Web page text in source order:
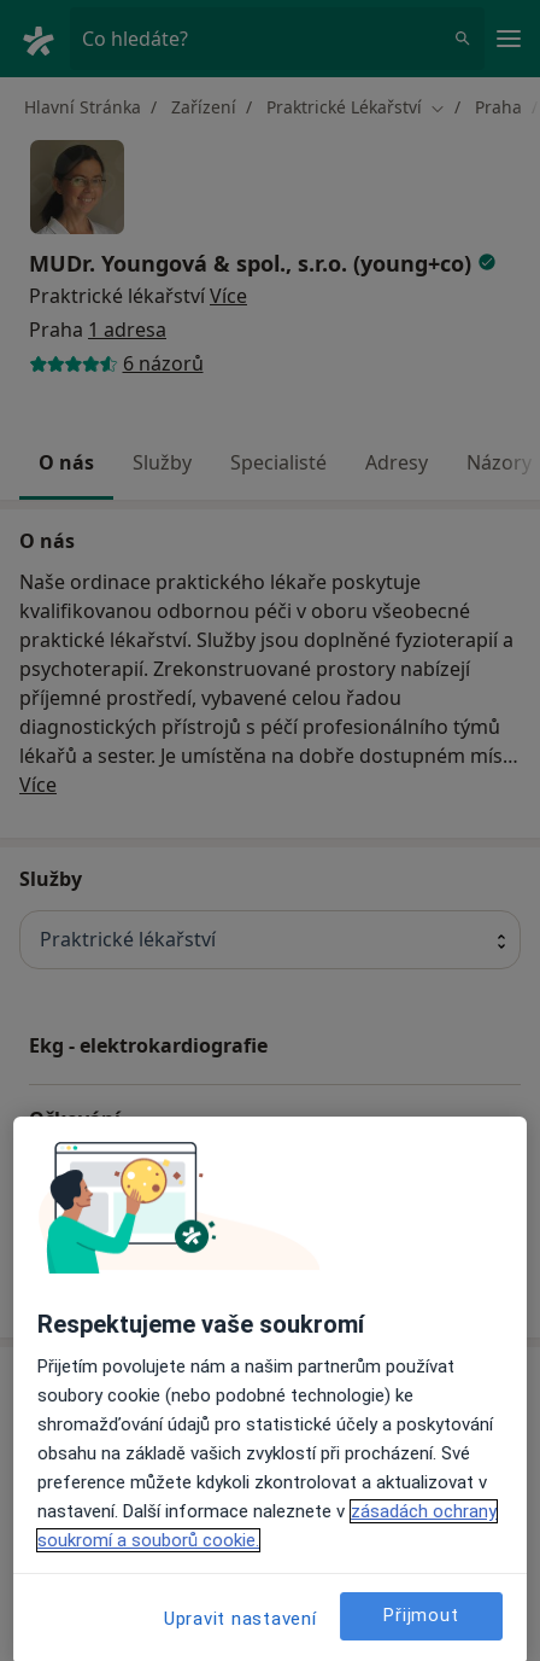
Co hledáte?
Hlavní Stránka Zařízení Praktrické Lékařství Změna města
Praha
MUDr. Youngová & spol., s.r.o. (young+co)
Praktrické lékařstvíVíce
Praha 1 adresa
6 názorů
O nás Služby Specialisté Adresy Názory
O nás
Naše ordinace praktického lékaře poskytuje
kvalifikovanou odbornou péči v oboru všeobecné
praktické lékařství. Služby jsou doplněné fyzioterapií a
psychoterapií. Zrekonstruované prostory nabízejí
příjemné prostředí, vybavené celou řadou
diagnostických přístrojů s péčí profesionálního týmů
lékařů a sester. Je umístěna na dobře dostupném místě
v centru Dejvic.
Abychom šetřili Váš čas, umožňujeme objednání ke
úsporu času Vám nabízíme v podobě registrace online
a "e-receptu". V čekárně ordinace pak můžete využít
Naše služby a lékařské konzultace poskytujeme v
Registrujeme nové pacienty všech zdravotních
pojišťoven.
Ordinace je výukovým pracovištěm 1. lékařské fakulty
UK v Praze. Zároveň je akreditovaná k výuce mladých
tím, že dochází k pravidelné výměně mladých lékařů
po získání atestace.
Podporujeme také různé charitativní projekty.
Více
Služby
Praktrické lékařství
Ekg - elektrokardiografie
Očkování
Preventivní prohlídky
Specialisté Ověřte svou pojišťovnu
Praktický lékař
MUDr. Adriana Youngová
12 názorů
Respektujeme vaše soukromí
Přijetím povolujete nám a našim partnerům používat
soubory cookie (nebo podobné technologie) ke
shromažďování údajů pro statistické účely a poskytování
obsahu na základě vašich zvyklostí při procházení. Své
preference můžete kdykoli zkontrolovat a aktualizovat v
nastavení. Další informace naleznete v zásadách ochrany
soukromí a souborů cookie.
Upravit nastavení Přijmout